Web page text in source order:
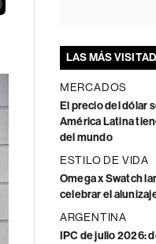
LAS MÁS
MERCADOS
El precio del dólar
América Latina
del mundo
ESTILO DE VIDA
Omega x Swatch
celebrar el
ARGENTINA
IPC de julio 2026: